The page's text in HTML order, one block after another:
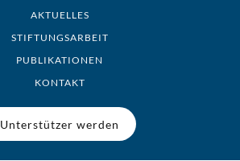
AKTUELLES
STIFTUNGSARBEIT
PUBLIKATIONEN
KONTAKT
Unterstützer werden